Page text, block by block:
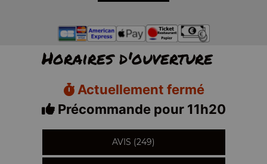
Horaires d'ouverture
Actuellement fermé
Précommande pour 11h20
AVIS (249)